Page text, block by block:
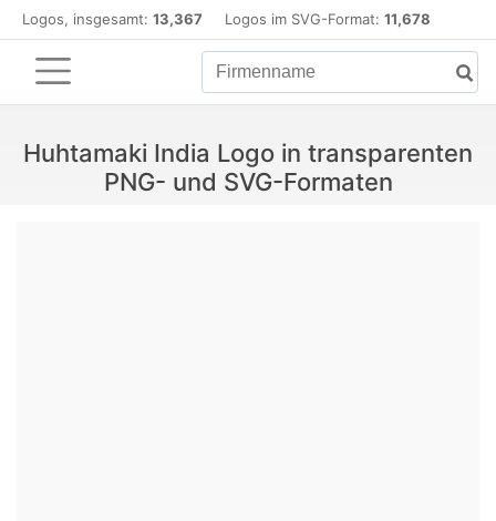
Logos, insgesamt: 13,367 Logos im SVG-Format: 11,678
Huhtamaki India Logo in transparenten
PNG- und SVG-Formaten